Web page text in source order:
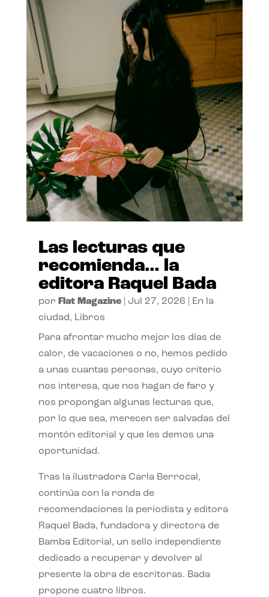
Las lecturas que
recomienda… la
editora Raquel Bada
por Flat Magazine| Jul 27, 2026
En la
ciudad, Libros
Para afrontar mucho mejor los días de
calor, de vacaciones o no, hemos pedido
a unas cuantas personas, cuyo criterio
nos interesa, que nos hagan de faro y
nos propongan algunas lecturas que,
por lo que sea, merecen ser salvadas del
montón editorial y que les demos una
oportunidad.
Tras la ilustradora Carla Berrocal,
continúa con la ronda de
recomendaciones la periodista y editora
Raquel Bada, fundadora y directora de
Bamba Editorial, un sello independiente
dedicado a recuperar y devolver al
presente la obra de escritoras. Bada
propone cuatro libros.